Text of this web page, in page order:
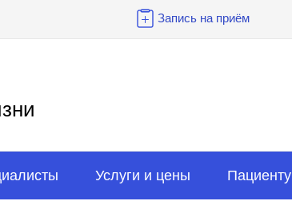
Запись на приём
Услуги и цены Пациенту